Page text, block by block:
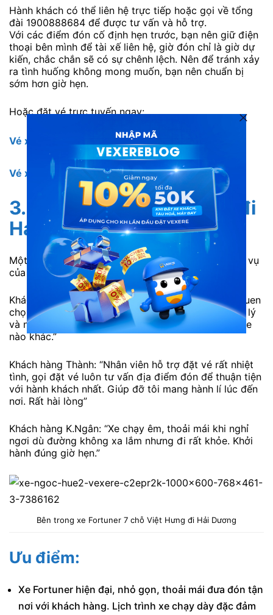
Hành khách có thể liên hệ trực tiếp hoặc gọi về tổng
đài 1900888684 để được tư vấn và hỗ trợ.
Với các điểm đón cố định hẹn trước, bạn nên giữ điện
thoại bên mình để tài xế liên hệ, giờ đón chỉ là giờ dự
kiến, chắc chắn sẽ có sự chênh lệch. Nên để tránh xảy
ra tình huống không mong muốn, bạn nên chuẩn bị
sớm hơn giờ hẹn.
Hoặc đặt vé trực tuyến ngay:
Vé xe Việt Hưng đi Hà Nội từ Hải Dương
Vé xe Việt Hưng đi Hải Dương từ Hà Nội
3. Đánh giá xe Việt Hưng đi
Hải Dương
Một số đánh giá từ khách hàng đã trải nghiệm dịch vụ
của nhà xe:
Khách hàng G.Như: “Lúc nào về quê cũng có thói quen
chọn xe Việt Hưng. Chất lượng dịch vụ tốt, giá hợp lý
và nhân viên nhiệt tình. Mình chưa có ý định chọn xe
nào khác.”
Khách hàng Thành: “Nhân viên hỗ trợ đặt vé rất nhiệt
tình, gọi đặt vé luôn tư vấn địa điểm đón để thuận tiện
với hành khách nhất. Giúp đỡ tôi mang hành lí lúc đến
nơi. Rất hài lòng”
Khách hàng K.Ngân: “Xe chạy êm, thoải mái khi nghỉ
ngơi dù đường không xa lắm nhưng đi rất khỏe. Khởi
hành đúng giờ hẹn.”
Bên trong xe Fortuner 7 chỗ Việt Hưng đi Hải Dương
Ưu điểm:
Xe Fortuner hiện đại, nhỏ gọn, thoải mái đưa đón tận
nơi với khách hàng. Lịch trình xe chạy dày đặc đảm